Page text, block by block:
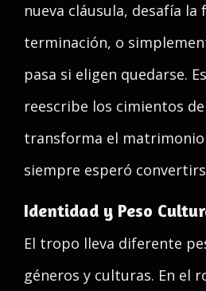
nueva cláusula, desafía la
terminación, o
pasa si eligen quedarse.
reescribe los cimientos
transforma el matrimonio
siempre esperó
Identidad y Peso
El tropo lleva diferente
géneros y culturas. En el